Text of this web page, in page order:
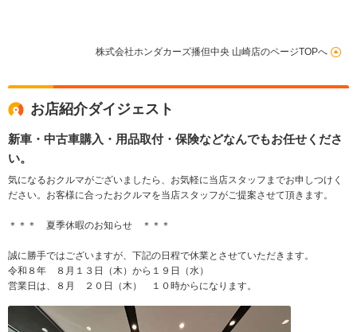
株式会社ホンダカーズ播但中央 山崎店のページTOPへ
お店紹介ダイジェスト
新車・中古車購入・用品取付・保険などなんでもお任せくださ
い。
気になるおクルマがございましたら、お気軽に当店スタッフまでお申しつけく
ださい。お客様に合ったおクルマを当店スタッフがご提案させて頂きます。
＊＊＊ 夏季休暇のお知らせ ＊＊＊
誠に勝手ではございますが、下記の日程で休業とさせていただきます。
令和８年 ８月１３日（木）から１９日（水）
営業日は、８月 ２０日（木） １０時からになります。